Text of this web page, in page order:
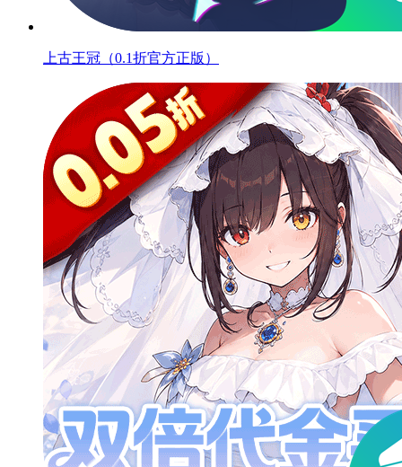
上古王冠（0.1折官方正版）